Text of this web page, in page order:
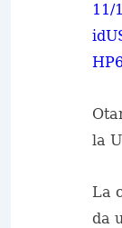
11/
la
La
da